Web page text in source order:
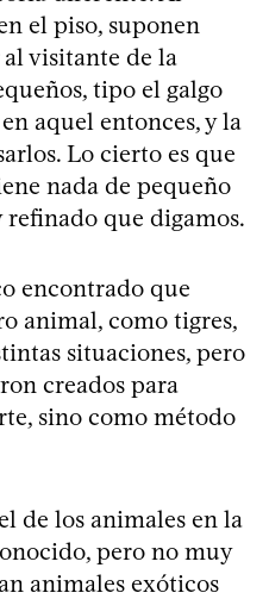
el piso, suponen
visitante de la
tipo el galgo
aquel entonces, y la
Lo cierto es que
nada de pequeño
que digamos.
encontrado que
animal, como tigres,
situaciones, pero
creados para
sino como método
de los animales en la
pero no muy
animales exóticos